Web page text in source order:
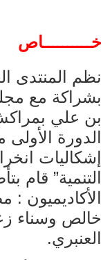
خــــــــــاص
نظم المنتدى
بشراكة مع
الدورة الأولى
إشكاليات
التنمية” قام
الأكاديميون
خالص وسناء
العنبري.